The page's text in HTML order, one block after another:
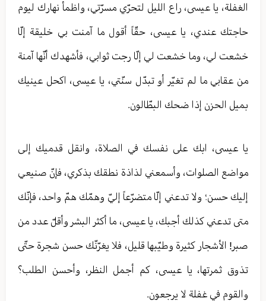
الغفلة، يا عيسى، راع الليل لتحرّي مسرّتي، واظمأ نهارك ليوم
حاجتك عندي، يا عيسى، حقّاً أقول ما آمنت بي خليقة إلّا
خشعت لي، وما خشعت لي إلّا رجت ثوابي، فأشهدك أنّها آمنة
من عقابي ما لم تغيّر أو تبدّل سنّتي، يا عيسى، اكحل عينيك
بميل الحزن إذا ضحك البطّالون.
يا عيسى، ابك على نفسك في الصلاة، وانقل قدميك إلى
مواضع الصلوات، وأسمعني لذاذة نطقك بذكري، فإنّ صنيعي
إليك حسن؛ ولا تدعني إلّا متضرّعاً إليّ وهمّك همّ واحد، فإنّك
متى تدعني كذلك أجبك، يا عيسى، ما أكثر البشر وأقلّ عدد من
صبر! الأشجار كثيرة وطيّبها قليل، فلا يغرّنّك حسن شجرة حتّى
تذوق ثمرتها، يا عيسى، كم أجمل النظر، وأحسن الطلب؟
والقوم في غفلة لا يرجعون.